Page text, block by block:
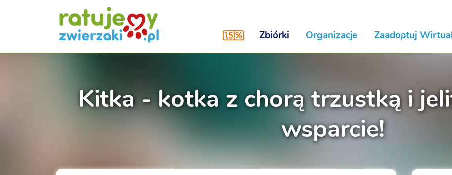
Zbiórki Organizacje Zaadoptuj
Kitka - kotka z chorą trzustką i
wsparcie!